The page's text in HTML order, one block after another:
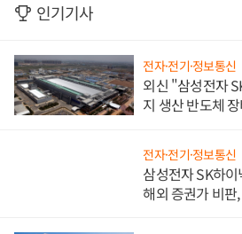
인기기사
전자·전기·정보통신
외신 "삼성전자
지 생산 반도체
전자·전기·정보통신
삼성전자 SK하
해외 증권가 비